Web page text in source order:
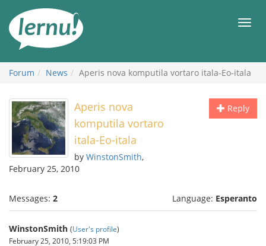
the
content
Forum News Aperis nova komputila vortaro itala-Eo-itala
Reply
Aperis nova
komputila vortaro
itala-Eo-itala
by WinstonSmith,
February 25, 2010
Messages: 2 Language: Esperanto
WinstonSmith (User's profile)
February 25, 2010, 5:19:03 PM